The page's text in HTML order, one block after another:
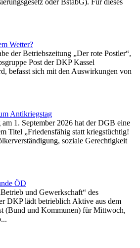
Wetter?
der Betriebszeitung „Der rote Postler“,
Post der DKP Kassel
befasst sich mit den Auswirkungen von
Antikriegstag
1. September 2026 hat der DGB eine
Titel „Friedensfähig statt kriegstüchtig!
soziale Gerechtigkeit
ÖD
und Gewerkschaft“ des
DKP lädt betrieblich Aktive aus dem
(Bund und Kommunen) für Mittwoch,